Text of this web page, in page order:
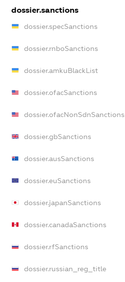
dossier.sanctions
dossier.specSanctions
dossier.rnboSanctions
dossier.amkuBlackList
dossier.ofacSanctions
dossier.ofacNonSdnSanctions
dossier.gbSanctions
dossier.ausSanctions
dossier.euSanctions
dossier.japanSanctions
dossier.canadaSanctions
dossier.rfSanctions
dossier.russian_reg_title